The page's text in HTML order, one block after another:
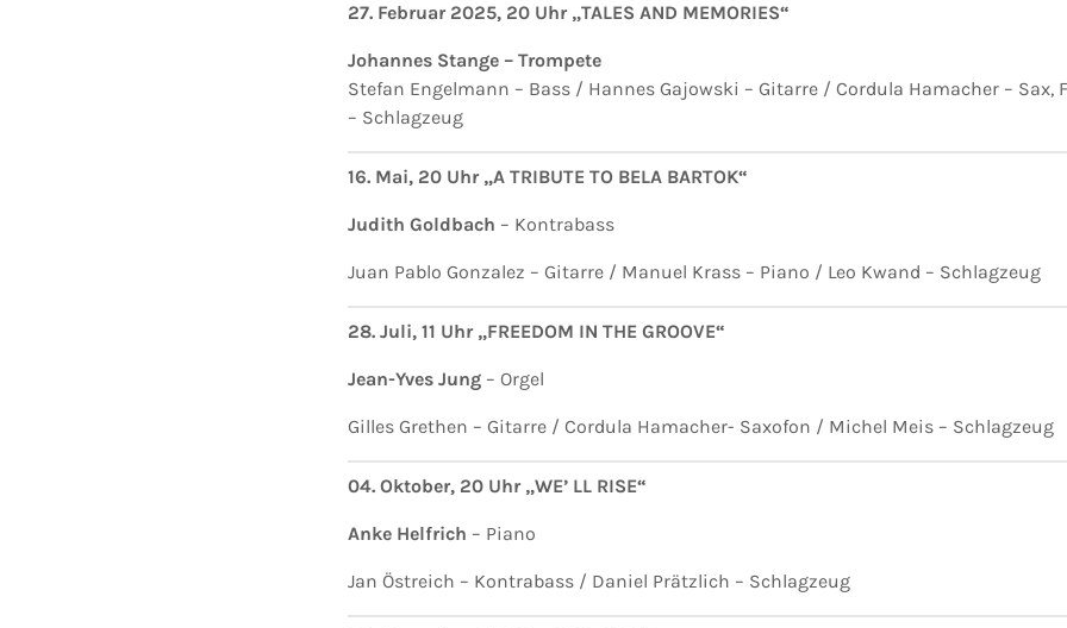
27. Februar 2025, 20 Uhr „TALES AND MEMORIES“
Johannes Stange – Trompete
Stefan Engelmann – Bass / Hannes Gajowski – Gitarre / Cordula Hamacher – Sax,
– Schlagzeug
16. Mai, 20 Uhr „A TRIBUTE TO BELA BARTOK“
Judith Goldbach – Kontrabass
Juan Pablo Gonzalez – Gitarre / Manuel Krass – Piano / Leo Kwand – Schlagzeug
28. Juli, 11 Uhr „FREEDOM IN THE GROOVE“
Jean-Yves Jung – Orgel
Gilles Grethen – Gitarre / Cordula Hamacher- Saxofon / Michel Meis – Schlagzeug
04. Oktober, 20 Uhr „WE’ LL RISE“
Anke Helfrich – Piano
Jan Östreich – Kontrabass / Daniel Prätzlich – Schlagzeug